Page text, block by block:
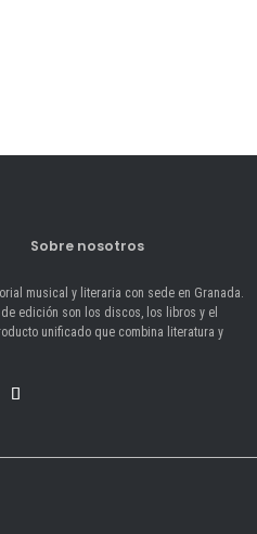
Sobre nosotros
musical y literaria con sede en Granada.
edición son los discos, los libros y el
unificado que combina literatura y